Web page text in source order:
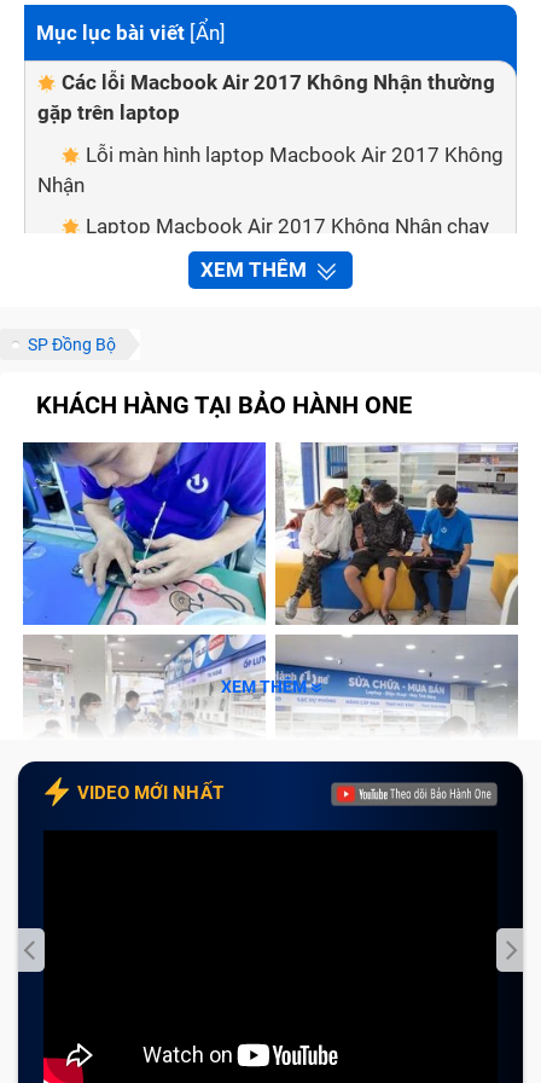
Mục lục bài viết [Ẩn]
Các lỗi Macbook Air 2017 Không Nhận thường
gặp trên laptop
Lỗi màn hình laptop Macbook Air 2017 Không
Nhận
Laptop Macbook Air 2017 Không Nhận chạy
Lỗi quạt tản nhiệt
Laptop lỗi tín hiệu, không có âm thanh
Dịch vụ sửa chữa laptop chất lượng cao,
chuyên nghiệp tại Bảo Hành One
Được tư vấn miễn phí
Có thể tham khảo giá trước trên website
Sản phẩm thay thế chất lượng cao
Sửa chữa Macbook Air 2017 Không Nhận an
toàn - công nghệ kỹ thuật hiện đại
Có nhiều hệ thống trên toàn Thành phố Hồ Chí
Minh
Nhiều lựa chọn hình thức thanh toán
Xem xét chính sách bảo hành của trung tâm
XEM THÊM
SP Đồng Bộ
KHÁCH HÀNG TẠI BẢO HÀNH ONE
XEM THÊM
VIDEO MỚI NHẤT